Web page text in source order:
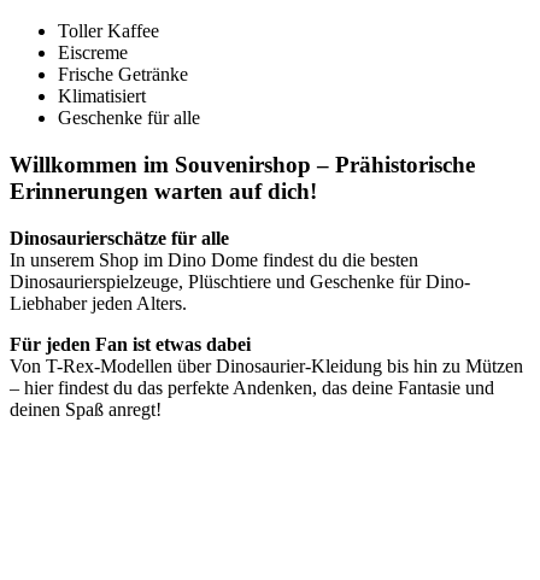
Toller Kaffee
Eiscreme
Frische Getränke
Klimatisiert
Geschenke für alle
Willkommen im Souvenirshop – Prähistorische
Erinnerungen warten auf dich!
Dinosaurierschätze für alle
In unserem Shop im Dino Dome findest du die besten
Dinosaurierspielzeuge, Plüschtiere und Geschenke für Dino-
Liebhaber jeden Alters.
Für jeden Fan ist etwas dabei
Von T-Rex-Modellen über Dinosaurier-Kleidung bis hin zu Mützen
– hier findest du das perfekte Andenken, das deine Fantasie und
deinen Spaß anregt!